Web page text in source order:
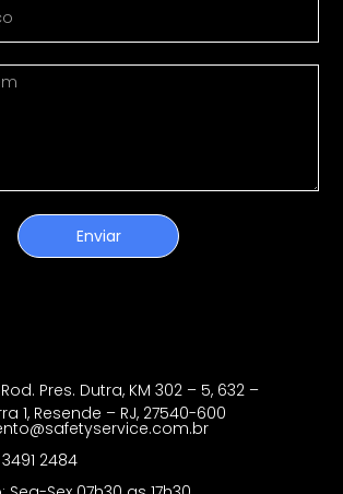
Enviar
Pres. Dutra, KM 302 – 5, 632 –
1, Resende – RJ, 27540-600
2484